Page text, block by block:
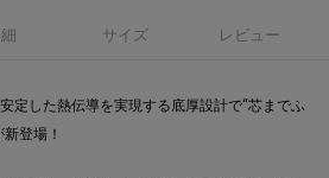
サイズ レビュー
定した熱伝導を実現する底厚設計で“芯までふ
登場！